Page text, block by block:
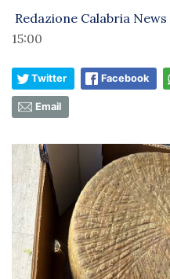
Redazione Calabria News
15:00
Twitter Facebook
Email